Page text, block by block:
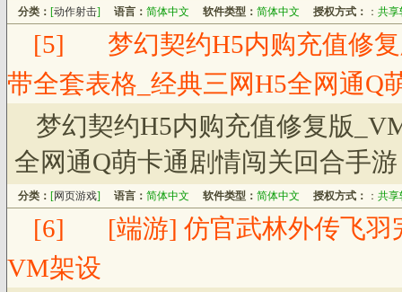
分类： [动作射击] 语言： 简体中文 软件类型： 简体中文 授权方式： ： 共享
[5]
梦幻契约H5内购充值修
带全套表格_经典三网H5全网通Q
梦幻契约H5内购充值修复版
全网通Q萌卡通剧情闯关回合手游
分类： [网页游戏] 语言： 简体中文 软件类型： 简体中文 授权方式： ： 共享
[6]
[端游] 仿官武林外传飞
VM架设